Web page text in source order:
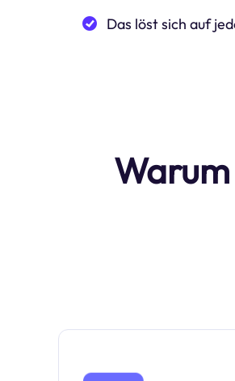
Das löst sich auf